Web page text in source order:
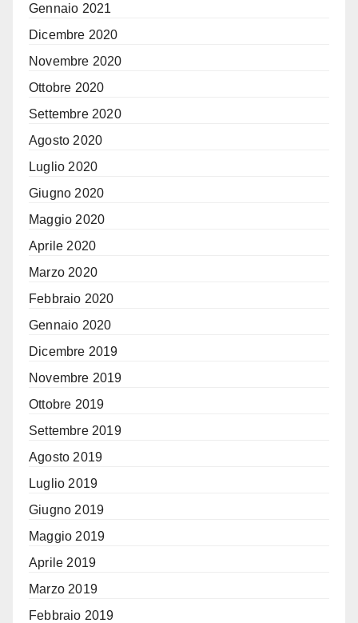
Gennaio 2021
Dicembre 2020
Novembre 2020
Ottobre 2020
Settembre 2020
Agosto 2020
Luglio 2020
Giugno 2020
Maggio 2020
Aprile 2020
Marzo 2020
Febbraio 2020
Gennaio 2020
Dicembre 2019
Novembre 2019
Ottobre 2019
Settembre 2019
Agosto 2019
Luglio 2019
Giugno 2019
Maggio 2019
Aprile 2019
Marzo 2019
Febbraio 2019